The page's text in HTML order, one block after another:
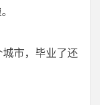
市，毕业了还